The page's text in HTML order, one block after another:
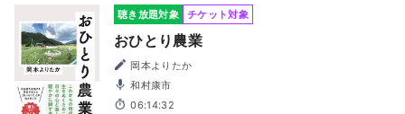
聴き放題対象 チケット対象
おひとり農業
岡本よりたか
和村康市
06:14:32